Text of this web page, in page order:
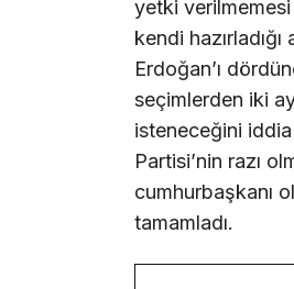
yetki verilmemesi
kendi
Erdoğan’ı
seçimlerden iki
isteneceğini
Partisi’nin razı
cumhurbaşkanı
tamamladı.